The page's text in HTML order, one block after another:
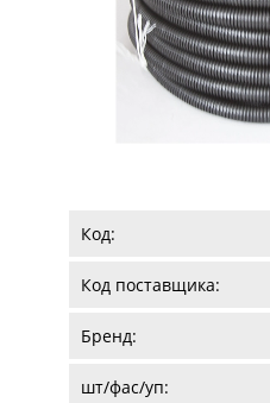
Код:
Код поставщика:
Бренд:
шт/фас/уп: